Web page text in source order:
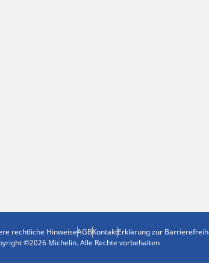
rechtliche HinweiseAGBKontaktErklärung zur
©2026 Michelin. Alle Rechte vorbehalten